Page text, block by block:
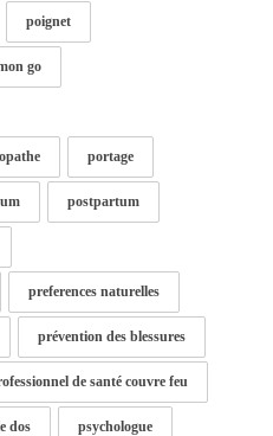
poignet
go
portage
postpartum
preferences naturelles
prévention des blessures
de santé couvre feu
dos psychologue